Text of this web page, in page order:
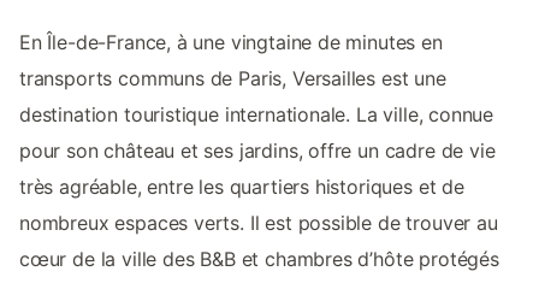
En Île-de-France, à une vingtaine de minutes en
transports communs de Paris, Versailles est une
destination touristique internationale. La ville, connue
pour son château et ses jardins, offre un cadre de vie
très agréable, entre les quartiers historiques et de
nombreux espaces verts. Il est possible de trouver au
cœur de la ville des B&B et chambres d’hôte protégés